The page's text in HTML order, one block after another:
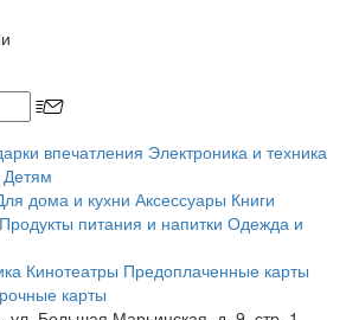
впечатления Электроника и техника
Детям
дома и кухни Аксессуары Книги
Продукты питания и напитки Одежда и
Кинотеатры Предоплаченные карты
карты